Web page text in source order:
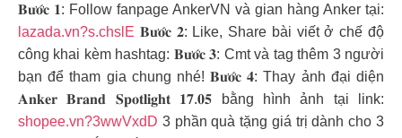
𝐁𝐮̛𝐨̛́𝐜 𝟏: Follow fanpage AnkerVN và gian hàng Anker tại:
lazada.vn?s.chslE 𝐁𝐮̛𝐨̛́𝐜 𝟐: Like, Share bài viết ở chế độ
công khai kèm hashtag: 𝐁𝐮̛𝐨̛́𝐜 𝟑: Cmt và tag thêm 3 người
bạn để tham gia chung nhé! 𝐁𝐮̛𝐨̛́𝐜 𝟒: Thay ảnh đại diện
𝐀𝐧𝐤𝐞𝐫 𝐁𝐫𝐚𝐧𝐝 𝐒𝐩𝐨𝐭𝐥𝐢𝐠𝐡𝐭 𝟏𝟕.𝟎𝟓 bằng hình ảnh tại link:
shopee.vn?3wwVxdD 3 phần quà tặng giá trị dành cho 3